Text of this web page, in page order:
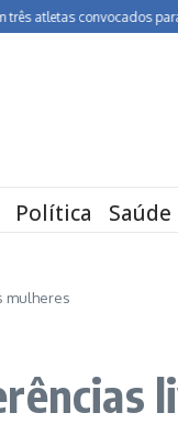
convocados para o
Política Saúde
mulheres